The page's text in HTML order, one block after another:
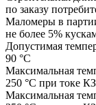
по заказу
Маломеры в
не более 5%
Допустимая
90 °C
Максимальная
250 °C при токе КЗ
Максимальная